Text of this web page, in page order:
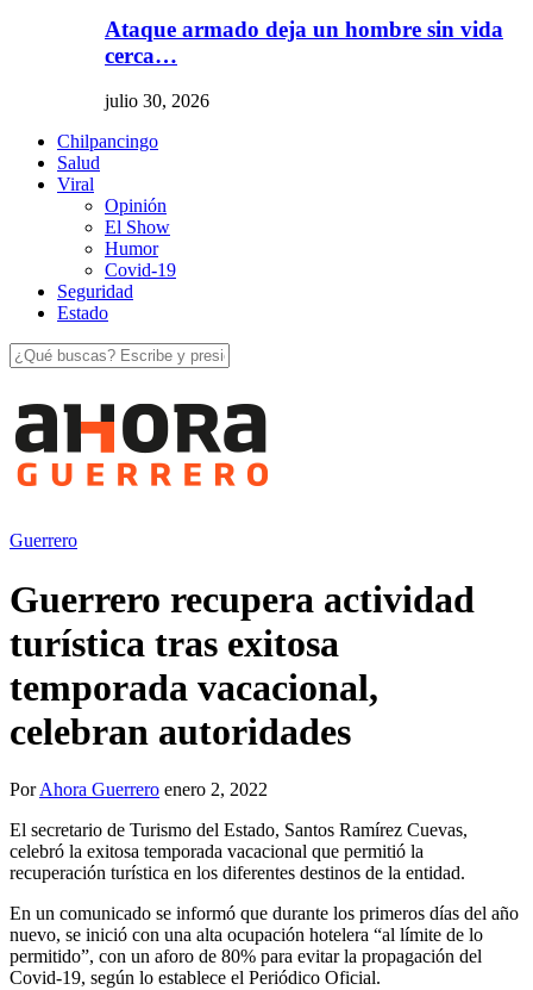
Ataque armado deja un hombre sin vida
cerca…
julio 30, 2026
Chilpancingo
Salud
Viral
Opinión
El Show
Humor
Covid-19
Seguridad
Estado
Guerrero
Guerrero recupera actividad
turística tras exitosa
temporada vacacional,
celebran autoridades
PorAhora Guerrero enero 2, 2022
El secretario de Turismo del Estado, Santos Ramírez Cuevas,
celebró la exitosa temporada vacacional que permitió la
recuperación turística en los diferentes destinos de la entidad.
En un comunicado se informó que durante los primeros días del año
nuevo, se inició con una alta ocupación hotelera “al límite de lo
permitido”, con un aforo de 80% para evitar la propagación del
Covid-19, según lo establece el Periódico Oficial.